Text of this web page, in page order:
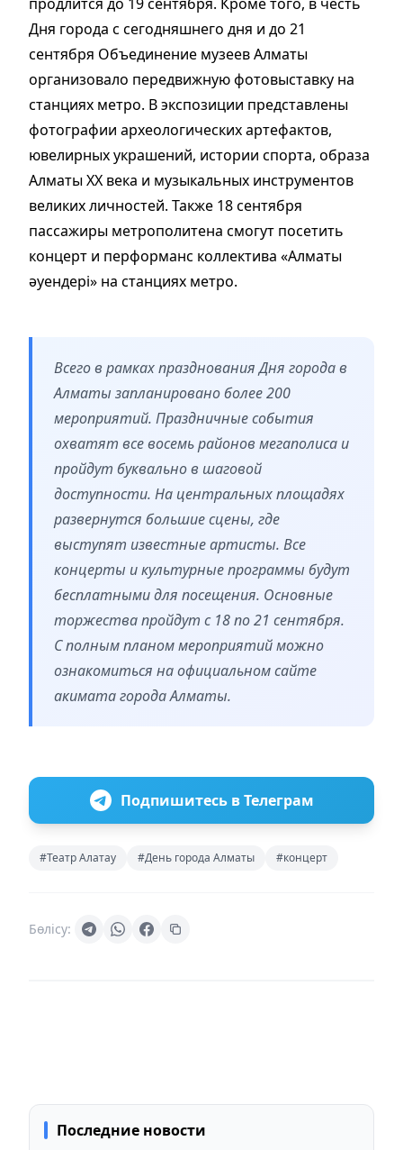
Дня города с сегодняшнего дня и до 21
сентября Объединение музеев Алматы
организовало передвижную фотовыставку на
станциях метро. В экспозиции представлены
фотографии археологических артефактов,
ювелирных украшений, истории спорта, образа
Алматы XX века и музыкальных инструментов
великих личностей. Также 18 сентября
пассажиры метрополитена смогут посетить
концерт и перформанс коллектива «Алматы
әуендері» на станциях метро.
Всего в рамках празднования Дня города в
Алматы запланировано более 200
мероприятий. Праздничные события
охватят все восемь районов мегаполиса и
пройдут буквально в шаговой
доступности. На центральных площадях
развернутся большие сцены, где
выступят известные артисты. Все
концерты и культурные программы будут
бесплатными для посещения. Основные
торжества пройдут с 18 по 21 сентября.
С полным планом мероприятий можно
ознакомиться на официальном сайте
акимата города Алматы.
Подпишитесь в Телеграм
#Театр Алатау #День города Алматы #концерт
Бөлісу:
Последние новости